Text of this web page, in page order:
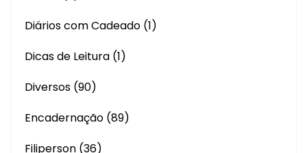
Diários com Cadeado (1)
Dicas de Leitura (1)
Diversos (90)
Encadernação (89)
Filiperson (36)